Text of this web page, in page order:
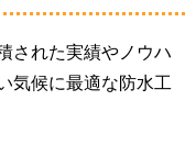
された実績やノウハ
気候に最適な防水工